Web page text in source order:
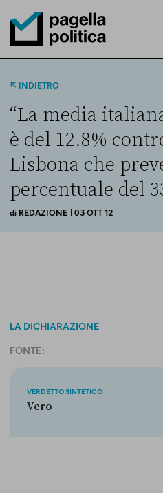
Pagella Politica Logo
INDIETRO
“La media
è del 12.8%
Lisbona che
percentuale del
di REDAZIONE | 03 OTT 12
LA DICHIARAZIONE
FONTE:
VERDETTO SINTETICO
Vero